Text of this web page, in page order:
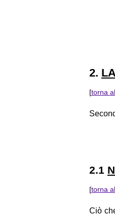
2.
[torna
2.1
[torna
Ciò